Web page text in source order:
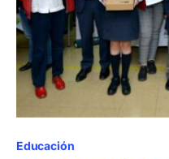
Educación